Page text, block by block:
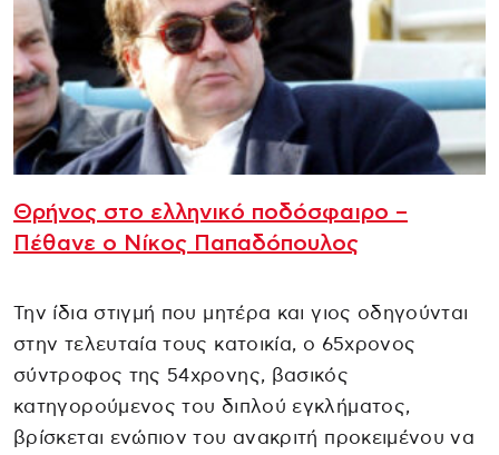
Θρήνος στο ελληνικό ποδόσφαιρο –
Πέθανε ο Νίκος Παπαδόπουλος
Την ίδια στιγμή που μητέρα και γιος οδηγούνται
στην τελευταία τους κατοικία, ο 65χρονος
σύντροφος της 54χρονης, βασικός
κατηγορούμενος του διπλού εγκλήματος,
βρίσκεται ενώπιον του ανακριτή προκειμένου να